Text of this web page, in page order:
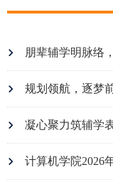
计算机学院2026